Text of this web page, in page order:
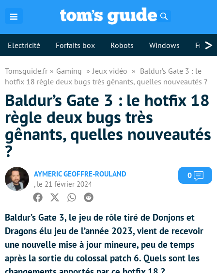
Electricité Forfaits box Robots Windows >
Tomsguide.fr Gaming Jeux vidéo
Baldur’s Gate 3 : le
hotfix 18 règle deux bugs très gênants, quelles nouveautés ?
Baldur’s Gate 3 : le hotfix 18
règle deux bugs très
gênants, quelles nouveautés
?
AYMERIC GEOFFRE-ROULAND
, le 21 février 2024
0
Facebook
TwitterWhatsapp
Reddit
Baldur’s Gate 3, le jeu de rôle tiré de Donjons et
Dragons élu jeu de l’année 2023, vient de recevoir
une nouvelle mise à jour mineure, peu de temps
après la sortie du colossal patch 6. Quels sont les